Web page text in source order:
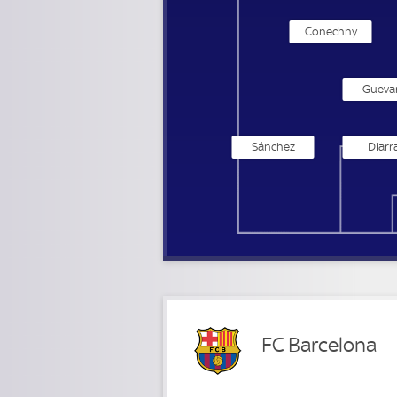
Sánchez
Conechny
FC Barcelona